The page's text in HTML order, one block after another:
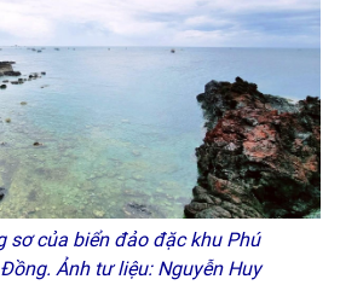
sơ của biển đảo đặc khu Phú
Ảnh tư liệu: Nguyễn Huy